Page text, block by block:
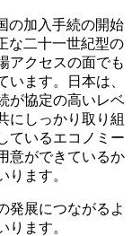
の加入手続の開始
な二十一世紀型の
アクセスの面でも
います。日本は、
が協定の高いレベ
にしっかり取り組
ているエコノミー
意ができているか
ります。
発展につながるよ
ります。